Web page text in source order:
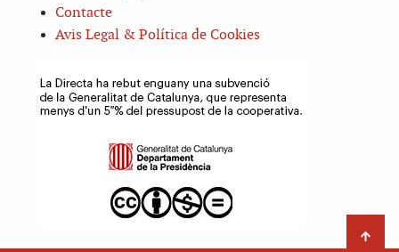
Contacte
Avis Legal & Política de Cookies